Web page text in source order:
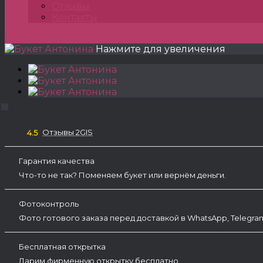
Нажмите для увеличения
4.5 Отзывы 2GIS
Гарантия качества
Что-то не так? Поменяем букет или вернём деньги.
Фотоконтроль
Фото готового заказа перед доставкой в WhatsApp,
Бесплатная открытка
Дарим фирменную открытку бесплатно